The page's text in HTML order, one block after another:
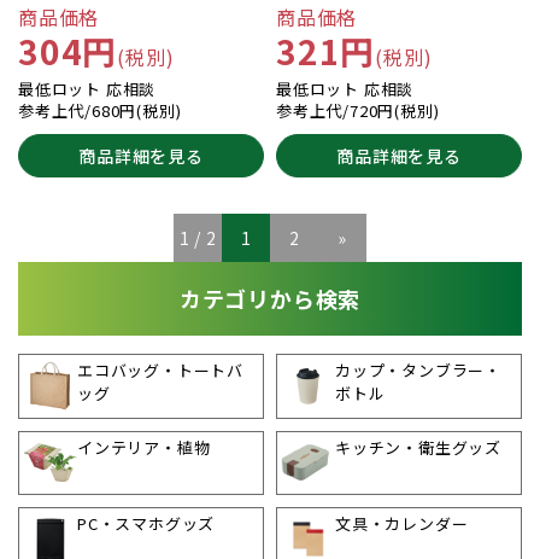
商品価格
304円(税別)
最低ロット 応相談
参考上代/680円(税別)
商品詳細を見る
商品価格
321円(税別)
最低ロット 応相談
参考上代/720円(税別)
商品詳細を見る
1 / 2 1 2 »
カテゴリから検索
エコバッグ・トートバ
ッグ
カップ・タンブラー・
ボトル
インテリア・植物 キッチン・衛生グッズ
PC・スマホグッズ 文具・カレンダー